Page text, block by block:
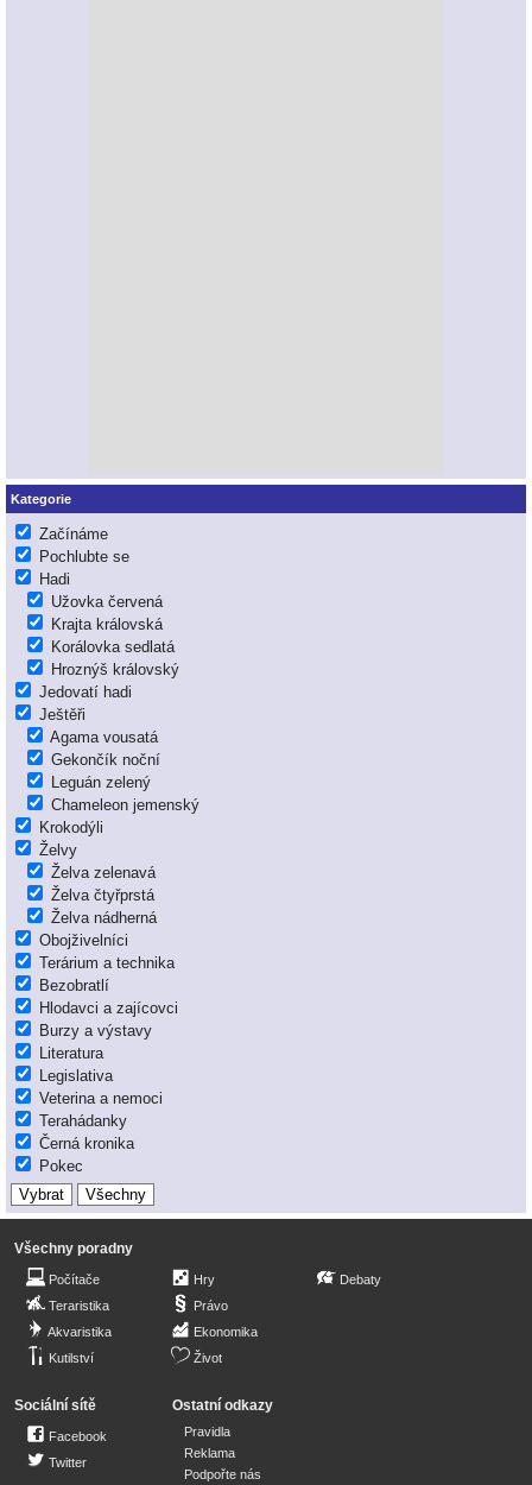
Kategorie
Začínáme
Pochlubte se
Hadi
Užovka červená
Krajta královská
Korálovka sedlatá
Hroznýš královský
Jedovatí hadi
Ještěři
Agama vousatá
Gekončík noční
Leguán zelený
Chameleon jemenský
Krokodýli
Želvy
Želva zelenavá
Želva čtyřprstá
Želva nádherná
Obojživelníci
Terárium a technika
Bezobratlí
Hlodavci a zajícovci
Burzy a výstavy
Literatura
Legislativa
Veterina a nemoci
Terahádanky
Černá kronika
Pokec
Všechny poradny
Počítače
Teraristika
Akvaristika
Kutilství
Hry
Právo
Ekonomika
Život
Debaty
Sociální sítě
Facebook
Twitter
Ostatní odkazy
Pravidla
Reklama
Podpořte nás